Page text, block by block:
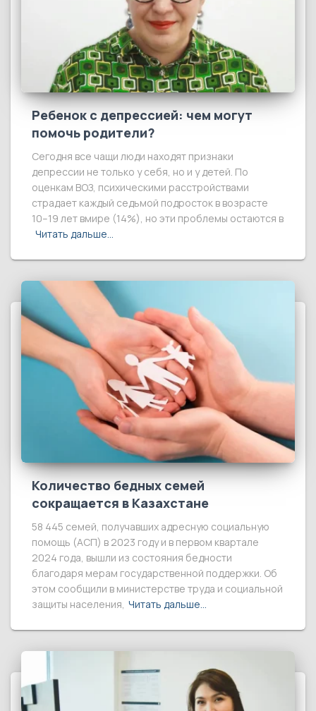
Ребенок с депрессией: чем могут
помочь родители?
Сегодня все чащи люди находят признаки
депрессии не только у себя, но и у детей. По
оценкам ВОЗ, психическими расстройствами
страдает каждый седьмой подросток в возрасте
10–19 лет вмире (14%), но эти проблемы остаются в
Читать дальше…
Количество бедных семей
сокращается в Казахстане
58 445 семей, получавших адресную социальную
помощь (АСП) в 2023 году и в первом квартале
2024 года, вышли из состояния бедности
благодаря мерам государственной поддержки. Об
этом сообщили в министерстве труда и социальной
защиты населения, Читать дальше…